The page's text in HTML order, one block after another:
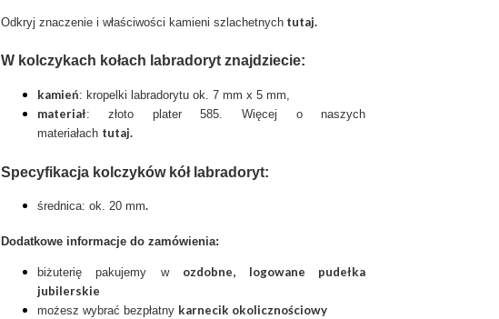
Odkryj znaczenie i właściwości kamieni szlachetnych tutaj.
W kolczykach kołach labradoryt znajdziecie:
kamień: kropelki labradorytu ok. 7 mm x 5 mm,
materiał: złoto plater 585. Więcej o naszych
materiałach tutaj.
Specyfikacja kolczyków kół labradoryt:
średnica: ok. 20 mm.
Dodatkowe informacje do zamówienia:
biżuterię pakujemy w ozdobne, logowane pudełka
jubilerskie
możesz wybrać bezpłatny karnecik okolicznościowy